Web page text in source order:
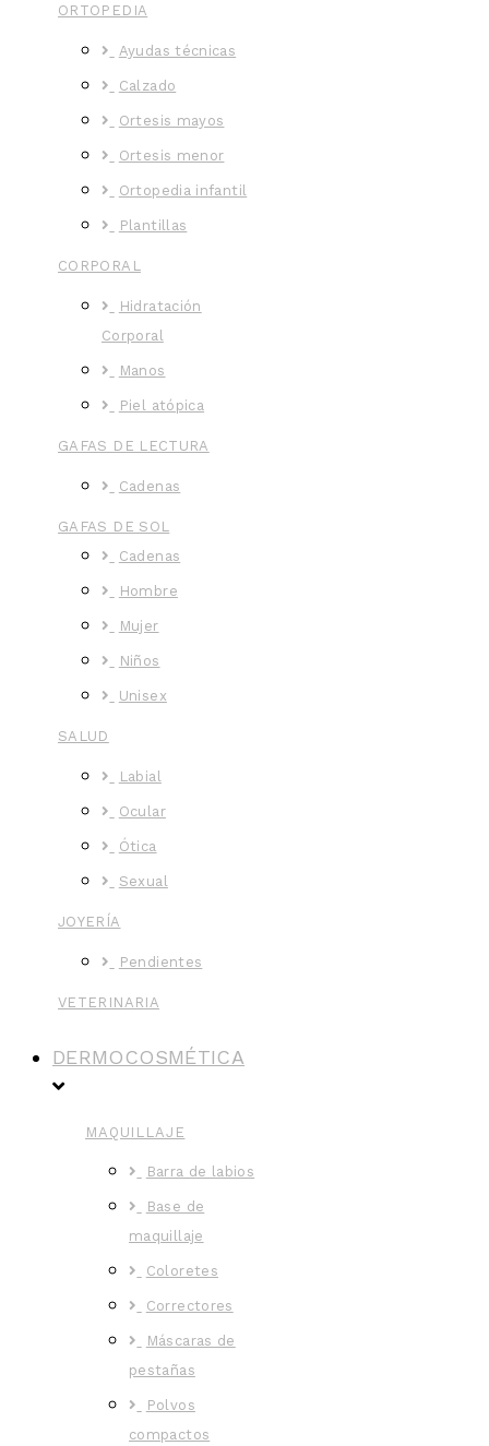
ORTOPEDIA
Ayudas técnicas
Calzado
Ortesis mayos
Ortesis menor
Ortopedia infantil
Plantillas
CORPORAL
Hidratación
Corporal
Manos
Piel atópica
GAFAS DE LECTURA
Cadenas
GAFAS DE SOL
Cadenas
Hombre
Mujer
Niños
Unisex
SALUD
Labial
Ocular
Ótica
Sexual
JOYERÍA
Pendientes
VETERINARIA
DERMOCOSMÉTICA
MAQUILLAJE
Barra de labios
Base de
maquillaje
Coloretes
Correctores
Máscaras de
pestañas
Polvos
compactos